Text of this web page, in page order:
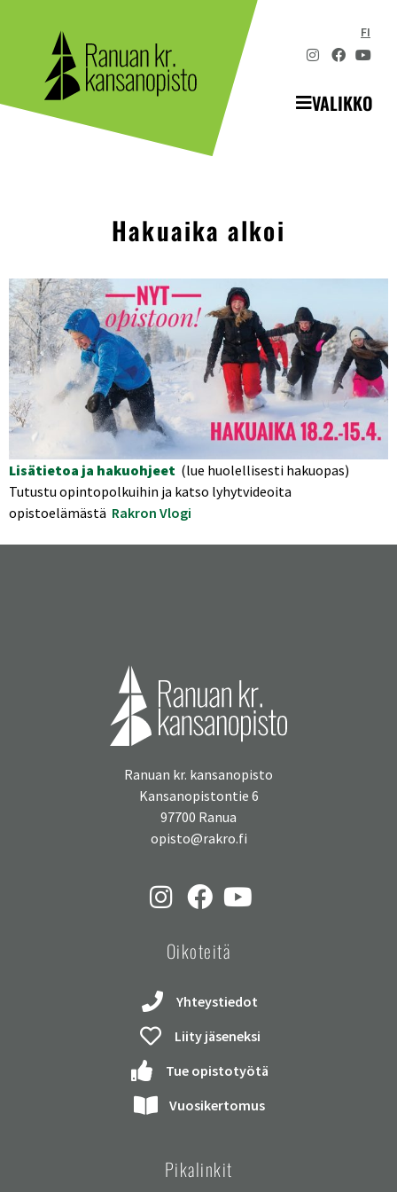
FI
VALIKKO
Hakuaika alkoi
Lisätietoa ja hakuohjeet (lue huolellisesti hakuopas)
Tutustu opintopolkuihin ja katso lyhytvideoita
opistoelämästä Rakron Vlogi
Ranuan kr. kansanopisto
Kansanopistontie 6
97700 Ranua
opisto@rakro.fi
Oikoteitä
Yhteystiedot
Liity jäseneksi
Tue opistotyötä
Vuosikertomus
Pikalinkit